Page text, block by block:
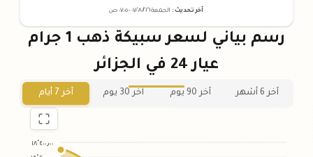
آخر تحديث : الجمعة ٠٧ /٠٨/٢٠٢٦ - ٠٧:٠٥ ص
رسم بياني لسعر سبيكة ذهب 1 جرام
عيار 24 في الجزائر
آخر 6 أشهر آخر 90 يوم آخر 30 يوم آخر 7 أيام
١٨٬٤٠٠٫٠٠